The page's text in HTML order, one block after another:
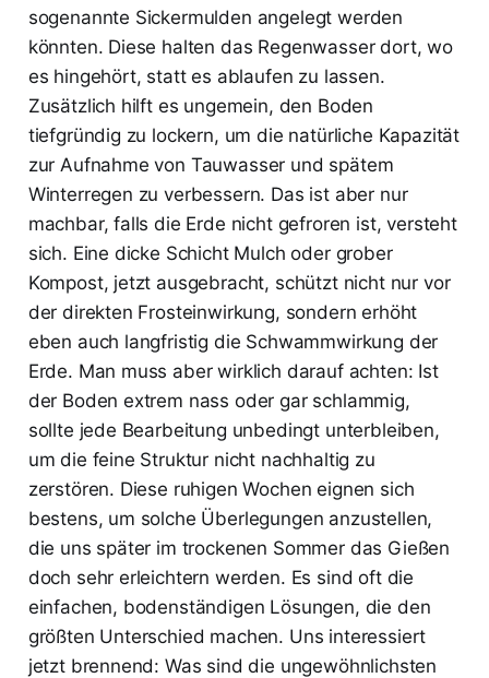
sogenannte Sickermulden angelegt werden
könnten. Diese halten das Regenwasser dort, wo
es hingehört, statt es ablaufen zu lassen.
Zusätzlich hilft es ungemein, den Boden
tiefgründig zu lockern, um die natürliche Kapazität
zur Aufnahme von Tauwasser und spätem
Winterregen zu verbessern. Das ist aber nur
machbar, falls die Erde nicht gefroren ist, versteht
sich. Eine dicke Schicht Mulch oder grober
Kompost, jetzt ausgebracht, schützt nicht nur vor
der direkten Frosteinwirkung, sondern erhöht
eben auch langfristig die Schwammwirkung der
Erde. Man muss aber wirklich darauf achten: Ist
der Boden extrem nass oder gar schlammig,
sollte jede Bearbeitung unbedingt unterbleiben,
um die feine Struktur nicht nachhaltig zu
zerstören. Diese ruhigen Wochen eignen sich
bestens, um solche Überlegungen anzustellen,
die uns später im trockenen Sommer das Gießen
doch sehr erleichtern werden. Es sind oft die
einfachen, bodenständigen Lösungen, die den
größten Unterschied machen. Uns interessiert
jetzt brennend: Was sind die ungewöhnlichsten